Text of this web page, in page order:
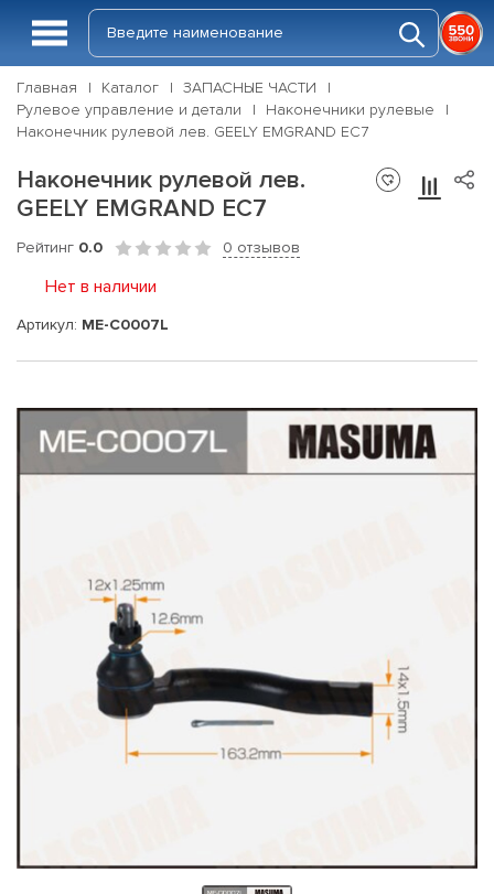
Главная Каталог
ЗАПАСНЫЕ ЧАСТИ
Рулевое управление и детали
Наконечники рулевые
Наконечник рулевой лев. GEELY EMGRAND EC7
Наконечник рулевой лев.
GEELY EMGRAND EC7
Рейтинг 0.0 0 отзывов
Нет в наличии
Артикул: ME-C0007L